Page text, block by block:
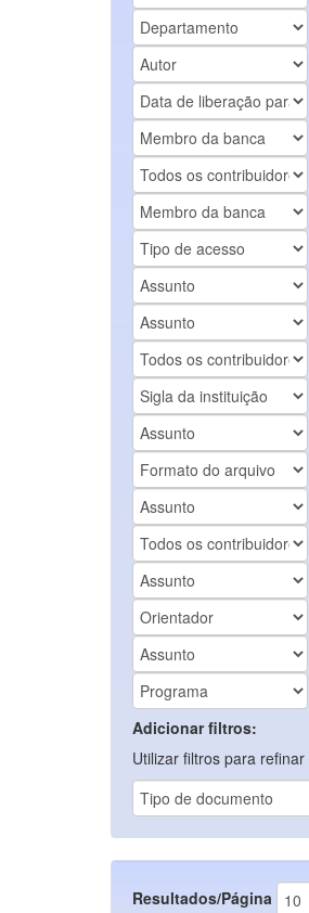
Adicionar filtros:
Utilizar filtros para
Resultados/Página